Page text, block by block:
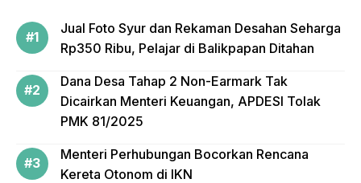
Jual Foto Syur dan Rekaman Desahan Seharga
Rp350 Ribu, Pelajar di Balikpapan Ditahan
Dana Desa Tahap 2 Non-Earmark Tak
Dicairkan Menteri Keuangan, APDESI Tolak
PMK 81/2025
Menteri Perhubungan Bocorkan Rencana
Kereta Otonom di IKN